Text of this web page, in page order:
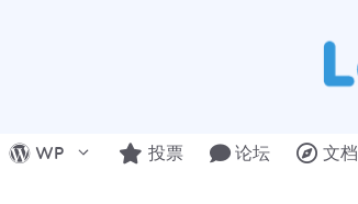
WP 投票 论坛 文档